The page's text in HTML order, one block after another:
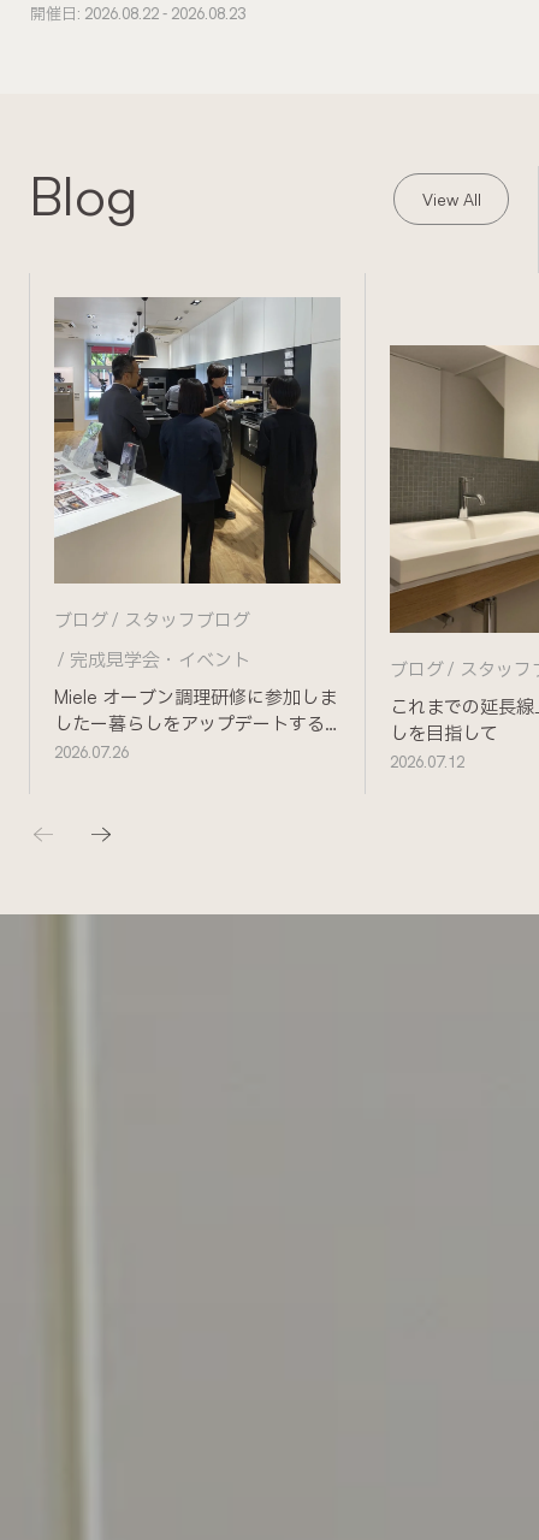
開催日: 2026.08.22 - 2026.08.23
Blog View All
Miele オーブン調理研修に参加しま
したー暮らしをアップデートする
ためにー
ブログ
スタッフブログ
完成見学会・イベント
2026.07.26
これまでの延長
しを目指して
ブログ スタッフ
2026.07.12